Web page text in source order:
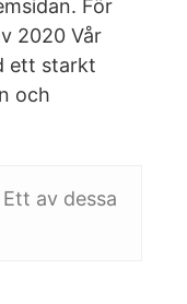
För
2020 Vår
ett starkt
och
av dessa